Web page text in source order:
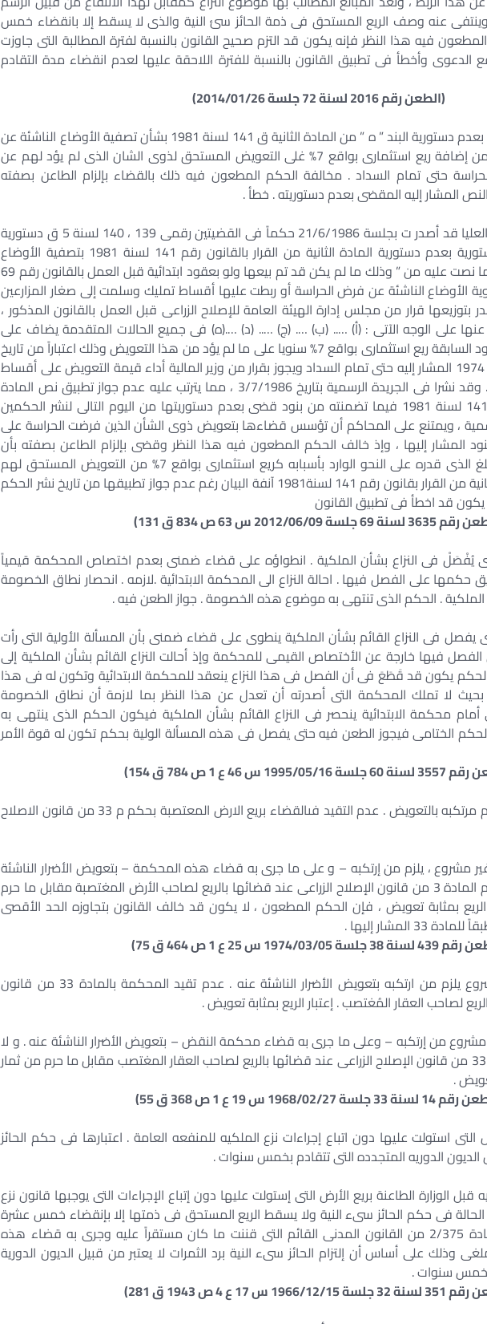
عنه وصف الريع المستحق فى ذمة الحائز سئ النية والذى لا يسقط إلا بانقضاء خمس
فيه هذا النظر فإنه يكون قد التزم صحيح القانون بالنسبة لفترة المطالبة التى جاوزت
وأخطأ فى تطبيق القانون بالنسبة للفترة اللاحقة عليها لعدم انقضاء مدة التقادم
(الطعن رقم 2016 لسنة 72 جلسة 2014/01/26)
قضاء الحكم الدستورية العليا بعدم دستورية البند ” ه ” من المادة الثانية ق 141 لسنة 1981 بشأن تصفية الأوضاع الناشئة عن
فرض الحراسة فيما تضمنته من إضافة ريع استثمارى بواقع 7% غلى التعويض المستحق لذوى الشان الذى لم يؤد لهم عن
حتى تمام السداد . مخالفة الحكم المطعون فيه ذلك بالقضاء بإلزام الطاعن بصفته
النص المشار إليه المقضى بعدم دستوريته . خطأ .
إذ كانت المحكمة الدستورية العليا قد أصدر ت بجلسة 21/6/1986 حكماً فى القضيتين رقمى 139 ، 140 لسنة 5 ق دستورية
والقضية 142 لسنة 5 ق دستورية بعدم دستورية المادة الثانية من القرار بالقانون رقم 141 لسنة 1981 بتصفية الأوضاع
الناشئة عن فرض الحراسة فيما نصت عليه من ” وذلك ما لم يكن قد تم بيعها ولو بعقود ابتدائية قبل العمل بالقانون رقم 69
تسوية الأوضاع الناشئة عن فرض الحراسة أو ربطت عليها أقساط تمليك وسلمت إلى صغار المزارعين
قرار من مجلس إدارة الهيئة العامة للإصلاح الزراعى قبل العمل بالقانون المذكور ،
على الوجه الآتى : (أ) ….. (ب) …. (ج) ….. (د) ….(ه) فى جميع الحالات المتقدمة يضاف على
التعويض المستحق وفقاً للبنود السابقة ريع استثمارى بواقع 7% سنويا على ما لم يؤد من هذا التعويض وذلك اعتباراً من تاريخ
العمل بالقانون رقم 69 لسنة 1974 المشار إليه حتى تمام السداد ويجوز بقرار من وزير المالية أداء قيمة التعويض على أقساط
لمدة لا تجاوز ثلاث سنوات ” . وقد نشرا فى الجريدة الرسمية بتاريخ 3/7/1986 ، مما يترتب عليه عدم جواز تطبيق نص المادة
الثانية من القرار بقانون رقم 141 لسنة 1981 فيما تضمنته من بنود قضى بعدم دستوريتها من اليوم التالى لنشر الحكمين
، ويمتنع على المحاكم أن تؤسس قضاءها بتعويض ذوى الشأن الذين فرضت الحراسة على
المشار إليها ، وإذ خالف الحكم المطعون فيه هذا النظر وقضى بإلزام الطاعن بصفته بأن
يؤدى للمطعون ضدهم المبلغ الذى قدره على النحو الوارد بأسبابه كريع استثمارى بواقع 7% من التعويض المستحق لهم
إعمالا للبند (ه ) من المادة الثانية من القرار بقانون رقم 141 لسنة1981 آنفة البيان رغم عدم جواز تطبيقها من تاريخ نشر الحكم
يكون قد اخطأ فى تطبيق القانون
69 جلسة 2012/06/09 س 63 ص 834 ق 131)
يُفْصَلْ فى النزاع بشأن الملكية . انطواؤه على قضاء ضمنى بعدم اختصاص المحكمة قيمياً
حكمها على الفصل فيها . احالة النزاع الى المحكمة الابتدائية .لازمه . انحصار نطاق الخصومة
الملكية . الحكم الذى تنتهى به موضوع هذه الخصومة . جواز الطعن فيه .
فى النزاع القائم بشأن الملكية ينطوى على قضاء ضمنى بأن المسألة الأولية التى رأت
فيها خارجة عن الأختصاص القيمى للمحكمة وإذ أحالت النزاع القائم بشأن الملكية إلى
الحكم يكون قد قَطَعَ فى أن الفصل فى هذا النزاع ينعقد للمحكمة الابتدائية وتكون له فى هذا
لا تملك المحكمة التى أصدرته أن تعدل عن هذا النظر بما لازمة أن نطاق الخصومة
محكمة الابتدائية ينحصر فى النزاع القائم بشأن الملكية فيكون الحكم الذى ينتهى به
الختامى فيجوز الطعن فيه حتى يفصل فى هذه المسألة الولية بحكم تكون له قوة الأمر
1995/05/16 س 46 ع 1 ص 784 ق 154)
النصب عمل غير مشروع . التزام مرتكبه بالتعويض . عدم التقيد فىالقضاء بريع الارض المعتصبة بحكم م 33 من قانون الاصلاح
غير مشروع ، يلزم من إرتكبه – و على ما جرى به قضاء هذه المحكمة – بتعويض الأضرار الناشئة
عنه و لا تتقيد المحكمة بحكم المادة 3 من قانون الإصلاح الزراعى عند قضائها بالريع لصاحب الأرض المغتصبة مقابل ما حرم
بمثابة تعويض ، فإن الحكم المطعون ، لا يكون قد خالف القانون بتجاوزه الحد الأقصى
المشار إليها .
38 جلسة 1974/03/05 س 25 ع 1 ص 464 ق 75)
الغصب باعتباره عملاً غير مشروع يلزم من ارتكبه بتعويض الأضرار الناشئة عنه . عدم تقيد المحكمة بالمادة 33 من قانون
لصاحب العقار المُغتصب . إعتبار الريع بمثابة تعويض .
مشروع من إرتكبه – وعلى ما جرى به قضاء محكمة النقض – بتعويض الأضرار الناشئة عنه . و لا
تتقيد المحكمة بحكم المادة 33 من قانون الإصلاح الزراعى عند قضائها بالريع لصاحب العقار المغتصب مقابل ما حرم من ثمار
.
33 جلسة 1968/02/27 س 19 ع 1 ص 368 ق 55)
التى استولت عليها دون اتباع إجراءات نزع الملكيه للمنفعه العامة . اعتبارها فى حكم الحائز
الديون الدوريه المتجدده التى تتقادم بخمس سنوات .
الوزارة الطاعنة بريع الأرض التى إستولت عليها دون إتباع الإجراءات التى يوجبها قانون نزع
فى حكم الحائز سىء النية ولا يسقط الريع المستحق فى ذمتها إلا بإنقضاء خمس عشرة
سنة طبقاً لما تنص عليه المادة 2/375 من القانون المدنى القائم التى قننت ما كان مستقراً عليه وجرى به قضاء هذه
وذلك على أساس أن إلتزام الحائز سىء النية برد الثمرات لا يعتبر من قبيل الديون الدورية
خمس سنوات .
1966/12/15 س 17 ع 4 ص 1943 ق 281)